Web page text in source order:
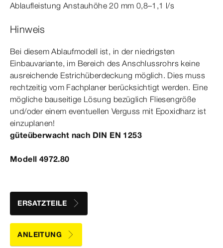
Ablaufleistung Anstauhöhe 20 mm 0,8–1,1 l/s
Hinweis
Bei diesem Ablaufmodell ist, in der niedrigsten
Einbauvariante, im Bereich des Anschlussrohrs keine
ausreichende Estrichüberdeckung möglich. Dies muss
rechtzeitig vom Fachplaner berücksichtigt werden. Eine
mögliche bauseitige Lösung bezüglich Fliesengröße
und/oder einem eventuellen Verguss mit Epoxidharz ist
einzuplanen!
güteüberwacht nach DIN EN 1253
Modell 4972.80
ERSATZTEILE
ANLEITUNG